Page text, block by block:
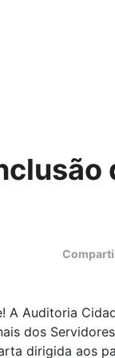
A Auditoria
dos
dirigida aos